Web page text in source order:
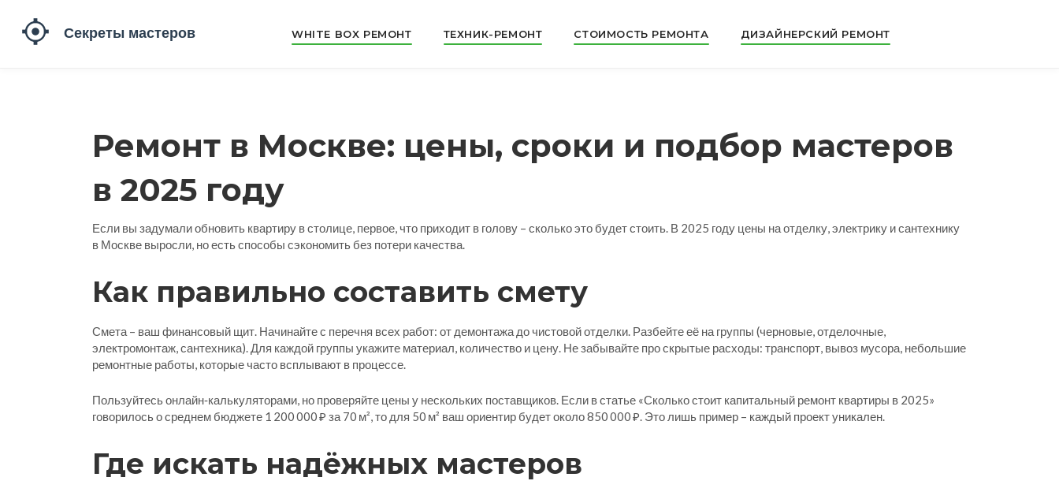
WHITE BOX РЕМОНТ ТЕХНИК-РЕМОНТ СТОИМОСТЬ РЕМОНТА ДИЗАЙНЕРСКИЙ РЕМОНТ
Ремонт в Москве: цены, сроки и подбор мастеров
в 2025 году
Если вы задумали обновить квартиру в столице, первое, что приходит в голову – сколько это будет стоить. В 2025 году цены на отделку, электрику и сантехнику
в Москве выросли, но есть способы сэкономить без потери качества.
Как правильно составить смету
Смета – ваш финансовый щит. Начинайте с перечня всех работ: от демонтажа до чистовой отделки. Разбейте её на группы (черновые, отделочные,
электромонтаж, сантехника). Для каждой группы укажите материал, количество и цену. Не забывайте про скрытые расходы: транспорт, вывоз мусора, небольшие
ремонтные работы, которые часто всплывают в процессе.
Пользуйтесь онлайн‑калькуляторами, но проверяйте цены у нескольких поставщиков. Если в статье «Сколько стоит капитальный ремонт квартиры в 2025»
говорилось о среднем бюджете 1 200 000 ₽ за 70 м², то для 50 м² ваш ориентир будет около 850 000 ₽. Это лишь пример – каждый проект уникален.
Где искать надёжных мастеров